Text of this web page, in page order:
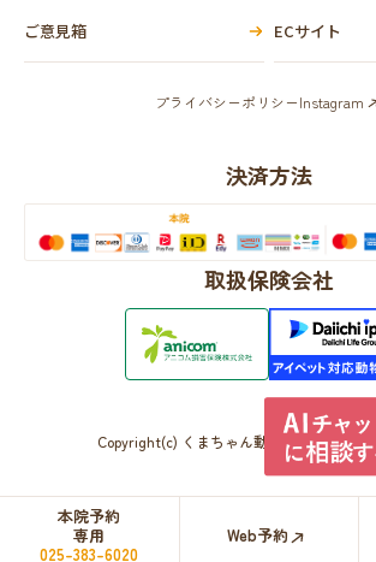
本院予約
専用
025-383-6020
Web予約
ご意見箱 ECサイト
プライバシーポリシーInstagram
決済方法
取扱保険会社
Copyright(c) くまちゃん動物病院 All